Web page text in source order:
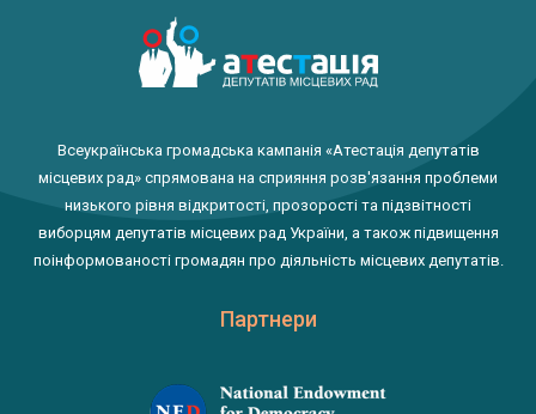
Всеукраїнська громадська кампанія «Атестація депутатів
місцевих рад» спрямована на сприяння розв'язання проблеми
низького рівня відкритості, прозорості та підзвітності
виборцям депутатів місцевих рад України, а також підвищення
поінформованості громадян про діяльність місцевих депутатів.
Партнери